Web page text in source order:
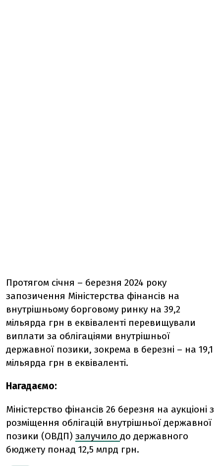
Протягом січня – березня 2024 року
запозичення Міністерства фінансів на
внутрішньому борговому ринку на 39,2
мільярда грн в еквіваленті перевищували
виплати за облігаціями внутрішньої
державної позики, зокрема в березні – на 19,1
мільярда грн в еквіваленті.
Нагадаємо:
Міністерство фінансів 26 березня на аукціоні з
розміщення облігацій внутрішньої державної
позики (ОВДП) залучило до державного
бюджету понад 12,5 млрд грн.